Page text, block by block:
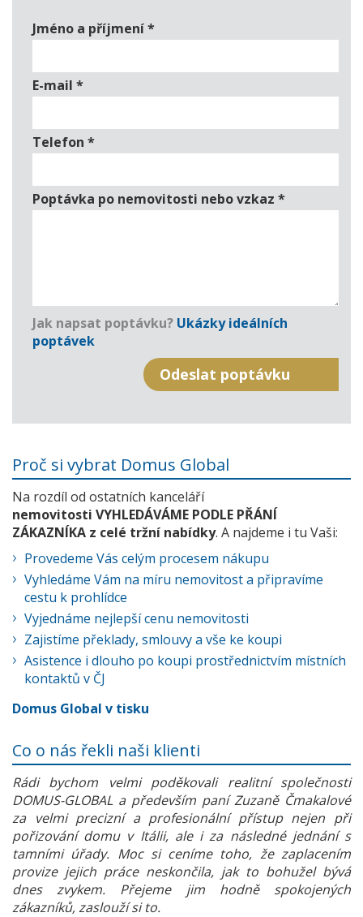
Jméno a příjmení*
E-mail *
Telefon *
Poptávka po nemovitosti nebo vzkaz *
Jak napsat poptávku? Ukázky ideálních
poptávek
Proč si vybrat Domus Global
Na rozdíl od ostatních kanceláří
nemovitosti VYHLEDÁVÁME PODLE PŘÁNÍ
ZÁKAZNÍKA z celé tržní nabídky. A najdeme i tu Vaši:
Provedeme Vás celým procesem nákupu
Vyhledáme Vám na míru nemovitost a připravíme
cestu k prohlídce
Vyjednáme nejlepší cenu nemovitosti
Zajistíme překlady, smlouvy a vše ke koupi
Asistence i dlouho po koupi prostřednictvím místních
kontaktů v ČJ
Domus Global v tisku
Co o nás řekli naši klienti
Rádi bychom velmi poděkovali realitní společnosti
DOMUS-GLOBAL a především paní Zuzaně Čmakalové
za velmi precizní a profesionální přístup nejen při
pořizování domu v Itálii, ale i za následné jednání s
tamními úřady. Moc si ceníme toho, že zaplacením
provize jejich práce neskončila, jak to bohužel bývá
dnes zvykem. Přejeme jim hodně spokojených
zákazníků, zaslouží si to.